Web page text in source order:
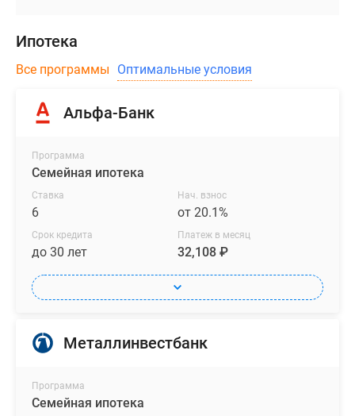
Ипотека
Все программы Оптимальные условия
Альфа-Банк
Программа
Семейная ипотека
Ставка
6
Нач. взнос
от 20.1%
Срок кредита
до 30 лет
Платеж в месяц
32,108 ₽
Металлинвестбанк
Программа
Семейная ипотека